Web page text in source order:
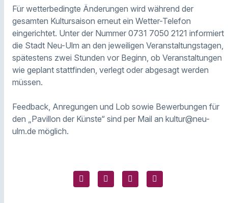
Für wetterbedingte Änderungen wird während der
gesamten Kultursaison erneut ein Wetter-Telefon
eingerichtet. Unter der Nummer 0731 7050 2121 informiert
die Stadt Neu-Ulm an den jeweiligen Veranstaltungstagen,
spätestens zwei Stunden vor Beginn, ob Veranstaltungen
wie geplant stattfinden, verlegt oder abgesagt werden
müssen.
Feedback, Anregungen und Lob sowie Bewerbungen für
den „Pavillon der Künste“ sind per Mail an kultur@neu-
ulm.de möglich.